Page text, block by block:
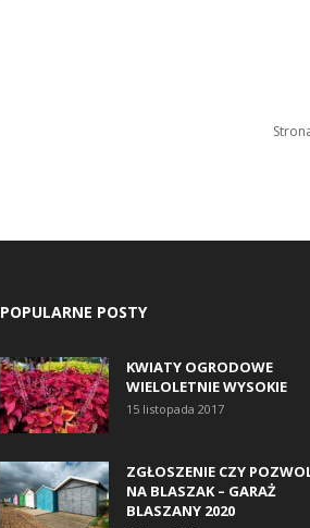
POPULARNE POSTY
KWIATY OGRODOWE
WIELOLETNIE WYSOKIE
15 listopada 2017
ZGŁOSZENIE CZY
NA BLASZAK – GARAŻ
BLASZANY 2020